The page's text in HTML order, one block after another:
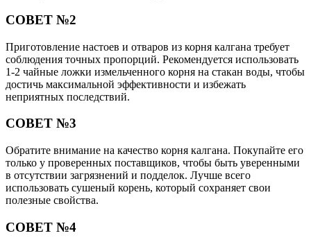
СОВЕТ №2
Приготовление настоев и отваров из корня калгана требует
соблюдения точных пропорций. Рекомендуется использовать
1-2 чайные ложки измельченного корня на стакан воды, чтобы
достичь максимальной эффективности и избежать
неприятных последствий.
СОВЕТ №3
Обратите внимание на качество корня калгана. Покупайте его
только у проверенных поставщиков, чтобы быть уверенными
в отсутствии загрязнений и подделок. Лучше всего
использовать сушеный корень, который сохраняет свои
полезные свойства.
СОВЕТ №4